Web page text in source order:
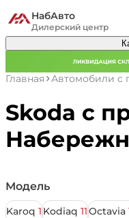
НабАвто
Дилерский центр
Главная Автомобили с
Skoda с
Модель
Karoq 1 Kodiaq 11Octavia